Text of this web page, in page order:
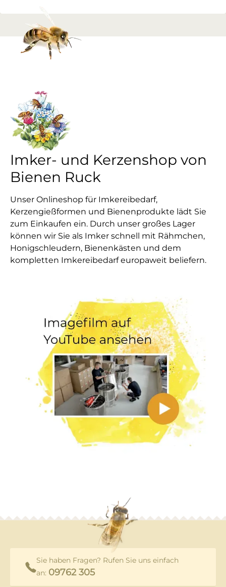
Imker- und Kerzenshop von
Bienen Ruck
Unser Onlineshop für Imkereibedarf,
Kerzengießformen und Bienenprodukte lädt Sie
zum Einkaufen ein. Durch unser großes Lager
können wir Sie als Imker schnell mit Rähmchen,
Honigschleudern, Bienenkästen und dem
kompletten Imkereibedarf europaweit beliefern.
Sie haben Fragen? Rufen Sie uns einfach
an: 09762 305